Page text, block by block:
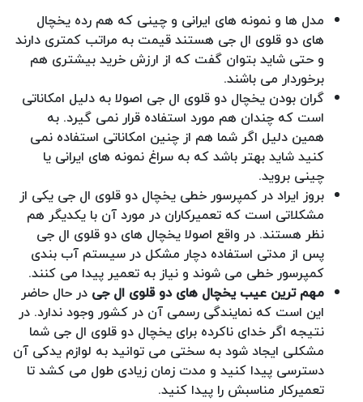
مدل ها و نمونه های ایرانی و چینی که هم رده یخچال
های دو قلوی ال جی هستند قیمت به مراتب کمتری دارند
و حتی شاید بتوان گفت که از ارزش خرید بیشتری هم
برخوردار می باشند.
گران بودن یخچال دو قلوی ال جی اصولا به دلیل امکاناتی
است که چندان هم مورد استفاده قرار نمی گیرد. به
همین دلیل اگر شما هم از چنین امکاناتی استفاده نمی
کنید شاید بهتر باشد که به سراغ نمونه های ایرانی یا
چینی بروید.
بروز ایراد در کمپرسور خطی یخچال دو قلوی ال جی یکی از
مشکلاتی است که تعمیرکاران در مورد آن با یکدیگر هم
نظر هستند. در واقع اصولا یخچال های دو قلوی ال جی
پس از مدتی استفاده دچار مشکل در سیستم آب بندی
کمپرسور خطی می شوند و نیاز به تعمیر پیدا می کنند.
مهم ترین عیب یخچال های دو قلوی ال جی در حال حاضر
این است که نمایندگی رسمی آن در کشور وجود ندارد. در
نتیجه اگر خدای ناکرده برای یخچال دو قلوی ال جی شما
مشکلی ایجاد شود به سختی می توانید به لوازم یدکی آن
دسترسی پیدا کنید و مدت زمان زیادی طول می کشد تا
تعمیرکار مناسبش را پیدا کنید.